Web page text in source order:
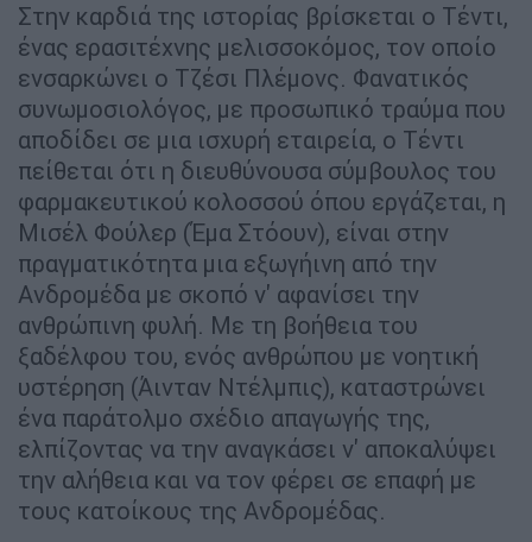
Στην καρδιά της ιστορίας βρίσκεται ο Τέντι,
ένας ερασιτέχνης μελισσοκόμος, τον οποίο
ενσαρκώνει ο Τζέσι Πλέμονς. Φανατικός
συνωμοσιολόγος, με προσωπικό τραύμα που
αποδίδει σε μια ισχυρή εταιρεία, ο Τέντι
πείθεται ότι η διευθύνουσα σύμβουλος του
φαρμακευτικού κολοσσού όπου εργάζεται, η
Μισέλ Φούλερ (Έμα Στόουν), είναι στην
πραγματικότητα μια εξωγήινη από την
Ανδρομέδα με σκοπό ν' αφανίσει την
ανθρώπινη φυλή. Με τη βοήθεια του
ξαδέλφου του, ενός ανθρώπου με νοητική
υστέρηση (Άινταν Ντέλμπις), καταστρώνει
ένα παράτολμο σχέδιο απαγωγής της,
ελπίζοντας να την αναγκάσει ν' αποκαλύψει
την αλήθεια και να τον φέρει σε επαφή με
τους κατοίκους της Ανδρομέδας.